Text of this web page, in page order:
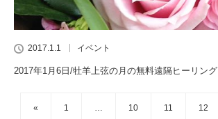
2017.1.1 イベント
2017年1月6日/牡羊上弦の月の無料遠隔ヒーリング
« 1 … 10 11 12